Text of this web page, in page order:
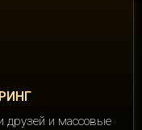
друзей и массовые